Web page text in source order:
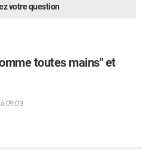
votre question
toutes mains" et
09:03